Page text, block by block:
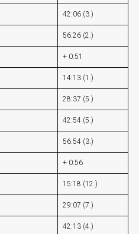
42:06 (3.)
56:26 (2.)
+ 0:51
14:13 (1.)
28:37 (5.)
42:54 (5.)
56:54 (3.)
+ 0:56
15:18 (12.)
29:07 (7.)
42:13 (4.)